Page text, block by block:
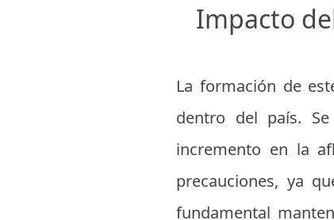
Impacto
La formación de
dentro del país.
incremento en la
precauciones, ya
fundamental